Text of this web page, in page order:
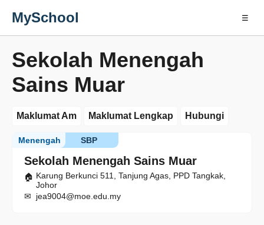
MySchool ☰
Sekolah Menengah
Sains Muar
Maklumat Am Maklumat Lengkap Hubungi
Sekolah Menengah Sains Muar
SBP
Menengah
Karung Berkunci 511, Tanjung Agas, PPD Tangkak,
Johor
jea9004@moe.edu.my